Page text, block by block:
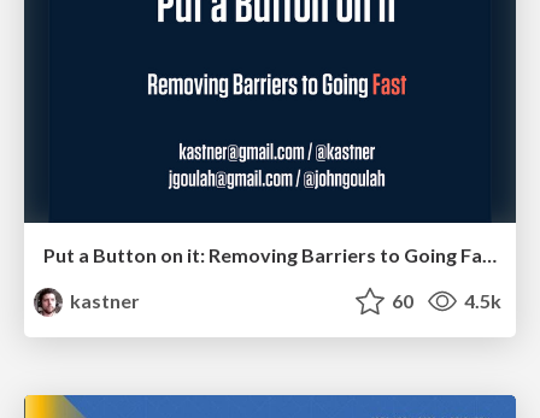
kastner
60 4.5k